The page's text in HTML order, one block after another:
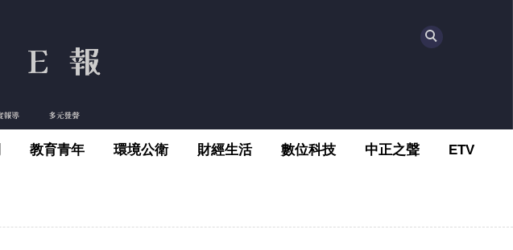
教育青年 環境公衛 財經生活 數位科技 中正之聲 ETV